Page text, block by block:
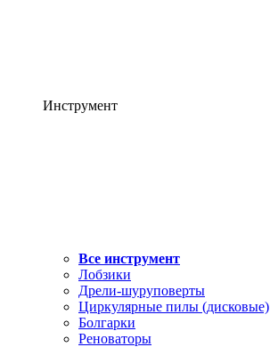
Инструмент
Все инструмент
Лобзики
Дрели-шуруповерты
Циркулярные пилы (дисковые)
Болгарки
Реноваторы